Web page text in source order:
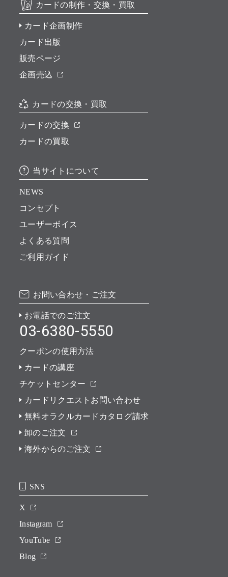
カードの制作・交換・買取
カード企画制作
カード出版
販売ページ
企画売込
カードの交換・買取
カードの交換
カードの買取
当サイトについて
NEWS
コンセプト
ユーザーボイス
よくある質問
ご利用ガイド
お問い合わせ・ご注文
お電話でのご注文
03-6380-5550
クーポンの使用方法
カードの講座
チケットセンター
カードリクエストお問い合わせ
無料オラクルカードカタログ請求
卸のご注文
海外からのご注文
SNS
X
Instagram
YouTube
Blog